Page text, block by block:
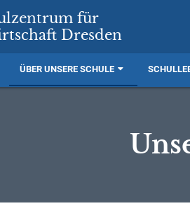
für
Dresden
ÜBER UNSERE SCHULE